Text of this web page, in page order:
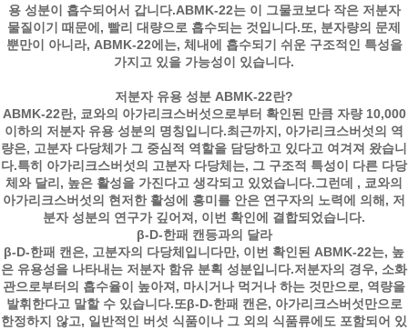
용 성분이 흡수되어서 갑니다.ABMK-22는 이 그물코보다 작은 저분자
물질이기 때문에, 빨리 대량으로 흡수되는 것입니다.또, 분자량의 문제
뿐만이 아니라, ABMK-22에는, 체내에 흡수되기 쉬운 구조적인 특성을
가지고 있을 가능성이 있습니다.
저분자 유용 성분 ABMK-22란?
ABMK-22란, 쿄와의 아가리크스버섯으로부터 확인된 만큼 자량 10,000
이하의 저분자 유용 성분의 명칭입니다.최근까지, 아가리크스버섯의 역
량은, 고분자 다당체가 그 중심적 역할을 담당하고 있다고 여겨져 왔습니
다.특히 아가리크스버섯의 고분자 다당체는, 그 구조적 특성이 다른 다당
체와 달리, 높은 활성을 가진다고 생각되고 있었습니다.그런데 , 쿄와의
아가리크스버섯의 현저한 활성에 흥미를 안은 연구자의 노력에 의해, 저
분자 성분의 연구가 깊어져, 이번 확인에 결합되었습니다.
β-D-한패 캔등과의 달라
β-D-한패 캔은, 고분자의 다당체입니다만, 이번 확인된 ABMK-22는, 높
은 유용성을 나타내는 저분자 함유 분획 성분입니다.저분자의 경우, 소화
관으로부터의 흡수율이 높아져, 마시거나 먹거나 하는 것만으로, 역량을
발휘한다고 말할 수 있습니다.또β-D-한패 캔은, 아가리크스버섯만으로
한정하지 않고, 일반적인 버섯 식품이나 그 외의 식품류에도 포함되어 있